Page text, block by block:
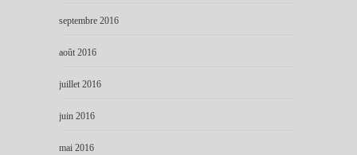
septembre 2016
août 2016
juillet 2016
juin 2016
mai 2016